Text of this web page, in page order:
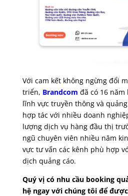
Với cam kết không ngừng đổi
triển, Brandcom đã có 16
lĩnh vực truyền thông và
hợp tác với nhiều doanh
lượng dịch vụ hàng đầu thị
ngũ chuyên viên nhiều năm
vực tư vấn các kênh phù hợp
dịch quảng cáo.
Quý vị có nhu cầu booking
hệ ngay với chúng tôi để